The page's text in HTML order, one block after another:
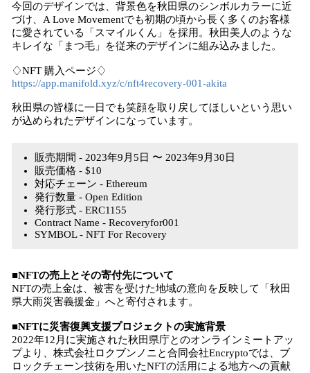
今回のデザインでは、背景色を秋田県のシンボルカラーに近
づけ、A Love Movementでも初期の頃から長く多くのお客様
に愛されている「スマイルくん」を採用。秋田美人のような
キレイな「まつ毛」を従来のデザインに組み込みました。
♢NFT 購入ページ♢
https://app.manifold.xyz/c/nft4recovery-001-akita
秋田県の皆様に一日でも笑顔を取り戻してほしいという思い
が込められたデザインになっています。
販売期間 - 2023年9月5日 〜 2023年9月30日
販売価格 - $10
対応チェーン - Ethereum
発行数量 - Open Edition
発行形式 - ERC1155
Contract Name - Recoveryfor001
SYMBOL - NFT For Recovery
■NFTの売上とその寄付先について
NFTの売上金は、被害を受けた地域の意向を反映して「秋田
県大雨災害義援金」へと寄付されます。
■NFTに災害復興支援プロジェクトの実施背景
2022年12月に実施された秋田県庁とのオンラインミートアッ
プより、株式会社ロクブンノニと合同会社Encryptoでは、ブ
ロックチェーン技術を用いたNFTの活用による地方への貢献